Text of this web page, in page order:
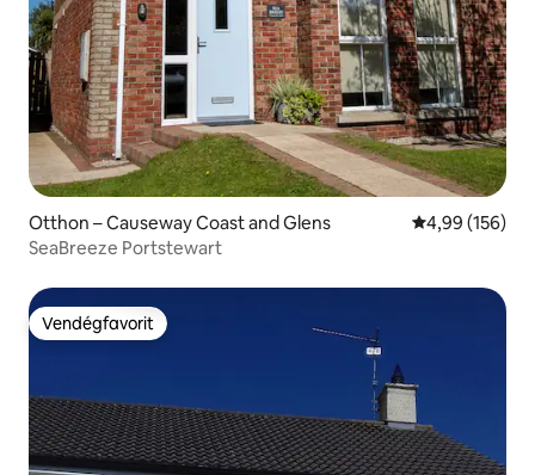
Otthon – Causeway Coast and Glens Átlagos
4,99 (156)
SeaBreeze Portstewart
Vendégfavorit
Vendégfavorit